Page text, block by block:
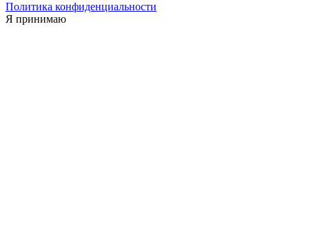
Политика конфиденциальности
Я принимаю